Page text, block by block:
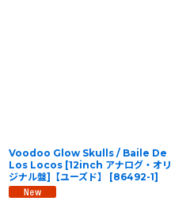
Voodoo Glow Skulls / Baile De
Los Locos [12inch アナログ・オリ
ジナル盤]【ユーズド】
[86492-1]